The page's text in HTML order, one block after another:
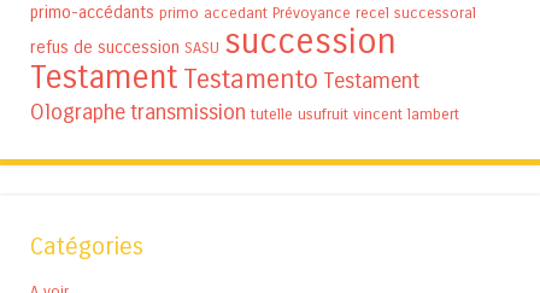
primo-accédants primo accedant Prévoyance recel successoral
refus de succession SASU succession
Testament Testamento Testament
Olographetransmission tutelle usufruit vincent lambert
Catégories